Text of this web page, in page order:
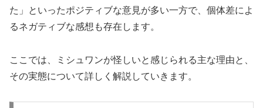
た」といったポジティブな意見が多い一方で、個体差によ
るネガティブな感想も存在します。
ここでは、ミシュワンが怪しいと感じられる主な理由と、
その実態について詳しく解説していきます。